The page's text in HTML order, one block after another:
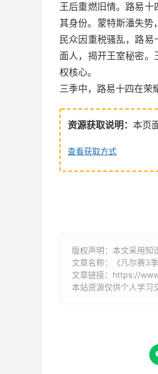
王后重燃旧情。路易
其身份。蒙特斯潘失势
民众因重税骚乱，路
面人，揭开王室秘密
权核心。
三季中，路易十四在荣
资源获取说明： 本页
查看获取方式
版权声明：本文采用
文章名称：《凡尔赛3
文章链接： https://
本站资源仅供个人学习